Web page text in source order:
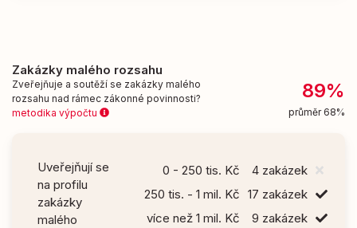
Zakázky malého rozsahu
Zveřejňuje a soutěží se zakázky malého
rozsahu nad rámec zákonné povinnosti?
metodika výpočtu
89%
průměr 68%
Uveřejňují se
na profilu
zakázky
malého
0 - 250 tis. Kč
4 zakázek
250 tis. - 1 mil. Kč 17 zakázek
více než 1 mil. Kč
9 zakázek